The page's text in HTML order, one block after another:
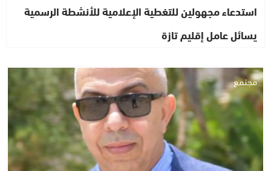
استدعاء مجهولين للتغطية الإعلامية للأنشطة الرسمية
يسائل عامل إقليم تازة
مجتمع